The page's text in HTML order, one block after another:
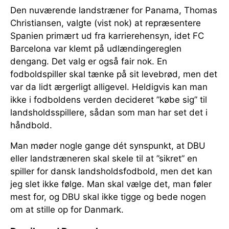
Den nuværende landstræner for Panama, Thomas
Christiansen, valgte (vist nok) at repræsentere
Spanien primært ud fra karrierehensyn, idet FC
Barcelona var klemt på udlændingereglen
dengang. Det valg er også fair nok. En
fodboldspiller skal tænke på sit levebrød, men det
var da lidt ærgerligt alligevel. Heldigvis kan man
ikke i fodboldens verden decideret ”købe sig” til
landsholdsspillere, sådan som man har set det i
håndbold.
Man møder nogle gange dét synspunkt, at DBU
eller landstræneren skal skele til at ”sikret” en
spiller for dansk landsholdsfodbold, men det kan
jeg slet ikke følge. Man skal vælge det, man føler
mest for, og DBU skal ikke tigge og bede nogen
om at stille op for Danmark.